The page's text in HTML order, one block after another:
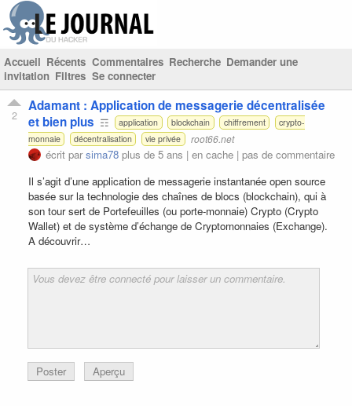
Accueil Récents Commentaires Recherche Demander une
invitation Filtres Se connecter
2
Adamant : Application de messagerie décentralisée
et bien plus ☶ application blockchain chiffrement
crypto-
monnaie
décentralisation vie privée root66.net
écrit parsima78 plus de 5 ans | en cache | pas de commentaire
Il s’agit d’une application de messagerie instantanée open source
basée sur la technologie des chaînes de blocs (blockchain), qui à
son tour sert de Portefeuilles (ou porte-monnaie) Crypto (Crypto
Wallet) et de système d’échange de Cryptomonnaies (Exchange).
A découvrir…
Poster Aperçu